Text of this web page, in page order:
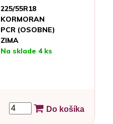
225/55R18
KORMORAN
PCR (OSOBNE)
ZIMA
Na sklade 4 ks
Do košíka